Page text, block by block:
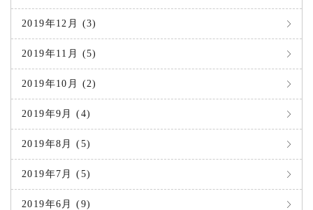
2019年12月 (3)
2019年11月 (5)
2019年10月 (2)
2019年9月 (4)
2019年8月 (5)
2019年7月 (5)
2019年6月 (9)